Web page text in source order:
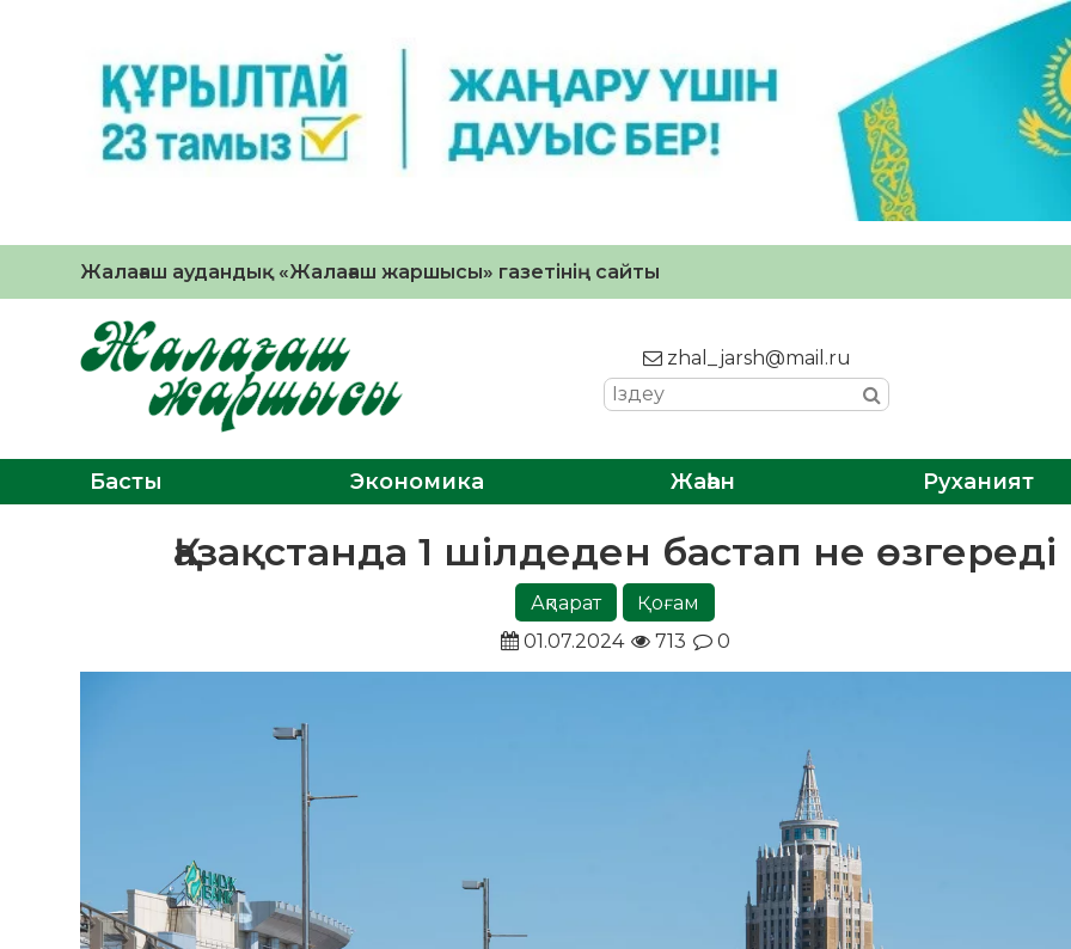
Жалағаш аудандық «Жалағаш жаршысы» газетінің сайты
zhal_jarsh@mail.ru
Басты Экономика Жаһан Руханият
Қазақстанда 1 шілдеден бастап не өзгереді
Ақпарат
Қоғам
01.07.2024
713 0